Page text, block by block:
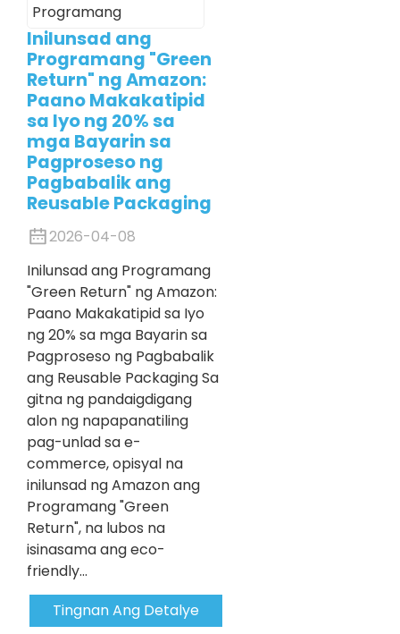
Inilunsad ang
Programang "Green
Return" ng Amazon:
Paano Makakatipid
sa Iyo ng 20% ​​sa
mga Bayarin sa
Pagproseso ng
Pagbabalik ang
Reusable Packaging
2026-04-08
Inilunsad ang Programang
"Green Return" ng Amazon:
Paano Makakatipid sa Iyo
ng 20% ​​sa mga Bayarin sa
Pagproseso ng Pagbabalik
ang Reusable Packaging Sa
gitna ng pandaigdigang
alon ng napapanatiling
pag-unlad sa e-
commerce, opisyal na
inilunsad ng Amazon ang
Programang "Green
Return", na lubos na
isinasama ang eco-
friendly...
Tingnan Ang Detalye